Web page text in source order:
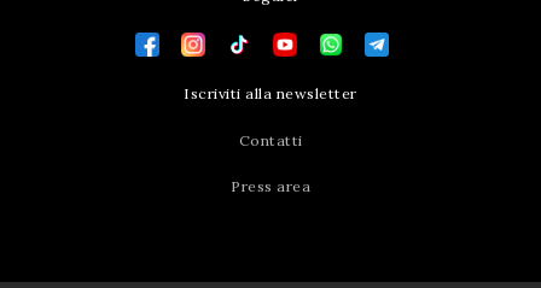
Iscriviti alla newsletter
Contatti
Press area